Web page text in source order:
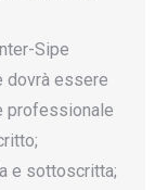
Sipe
dovrà essere
professionale
e sottoscritta;